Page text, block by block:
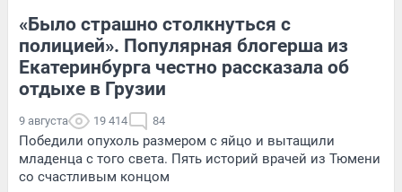
«Было страшно столкнуться с
полицией». Популярная блогерша из
Екатеринбурга честно рассказала об
отдыхе в Грузии
9 августа 19 414 84
Победили опухоль размером с яйцо и вытащили
младенца с того света. Пять историй врачей из Тюмени
со счастливым концом